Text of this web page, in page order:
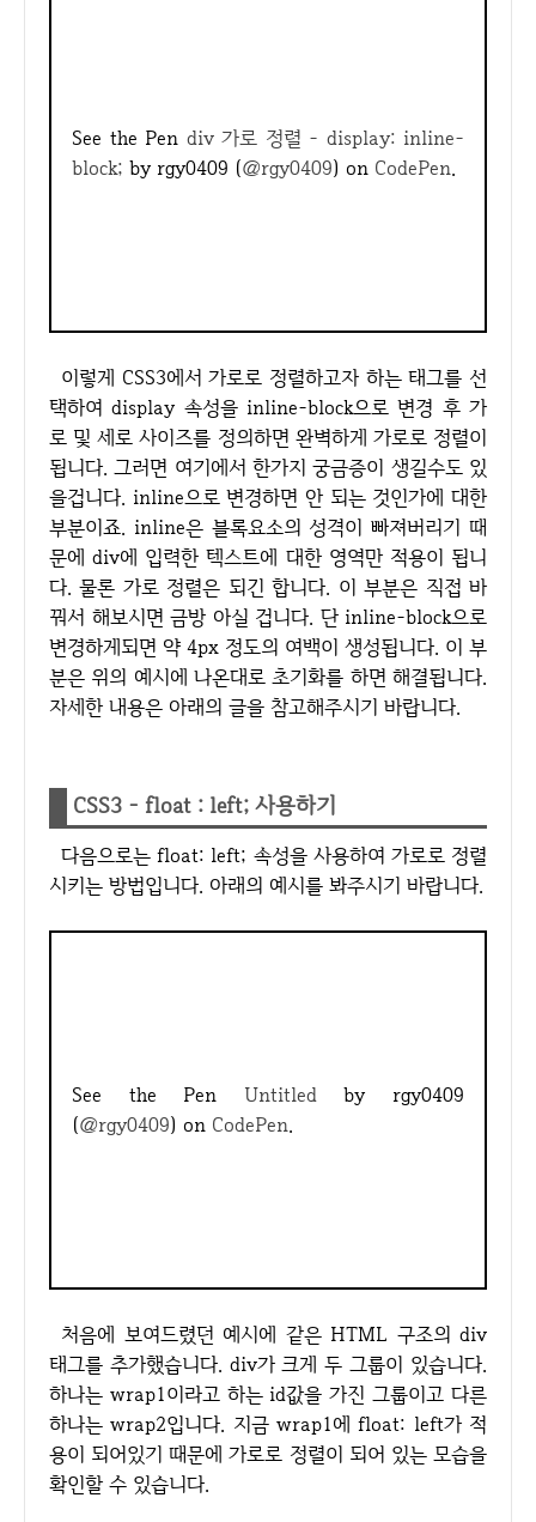
See the Pen div 가로 정렬 - display: inline-
block; by rgy0409 (@rgy0409) on CodePen.
이렇게 CSS3에서 가로로 정렬하고자 하는 태그를 선
택하여 display 속성을 inline-block으로 변경 후 가
로 및 세로 사이즈를 정의하면 완벽하게 가로로 정렬이
됩니다. 그러면 여기에서 한가지 궁금증이 생길수도 있
을겁니다. inline으로 변경하면 안 되는 것인가에 대한
부분이죠. inline은 블록요소의 성격이 빠져버리기 때
문에 div에 입력한 텍스트에 대한 영역만 적용이 됩니
다. 물론 가로 정렬은 되긴 합니다. 이 부분은 직접 바
꿔서 해보시면 금방 아실 겁니다. 단 inline-block으로
변경하게되면 약 4px 정도의 여백이 생성됩니다. 이 부
분은 위의 예시에 나온대로 초기화를 하면 해결됩니다.
자세한 내용은 아래의 글을 참고해주시기 바랍니다.
CSS3 - float : left; 사용하기
다음으로는 float: left; 속성을 사용하여 가로로 정렬
시키는 방법입니다. 아래의 예시를 봐주시기 바랍니다.
See the Pen Untitledby rgy0409
(@rgy0409) on CodePen.
처음에 보여드렸던 예시에 같은 HTML 구조의 div
태그를 추가했습니다. div가 크게 두 그룹이 있습니다.
하나는 wrap1이라고 하는 id값을 가진 그룹이고 다른
하나는 wrap2입니다. 지금 wrap1에 float: left가 적
용이 되어있기 때문에 가로로 정렬이 되어 있는 모습을
확인할 수 있습니다.